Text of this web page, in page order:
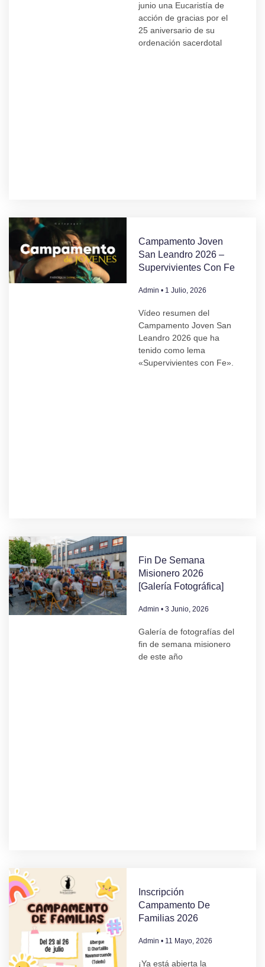
junio una Eucaristía de
acción de gracias por el
25 aniversario de su
ordenación sacerdotal
Campamento Joven
San Leandro 2026 –
Supervivientes Con Fe
Admin 1 Julio, 2026
Vídeo resumen del
Campamento Joven San
Leandro 2026 que ha
tenido como lema
«Supervivientes con Fe».
Fin De Semana
Misionero 2026
[Galería Fotográfica]
Admin 3 Junio, 2026
Galería de fotografías del
fin de semana misionero
de este año
Inscripción
Campamento De
Familias 2026
Admin 11 Mayo, 2026
¡Ya está abierta la